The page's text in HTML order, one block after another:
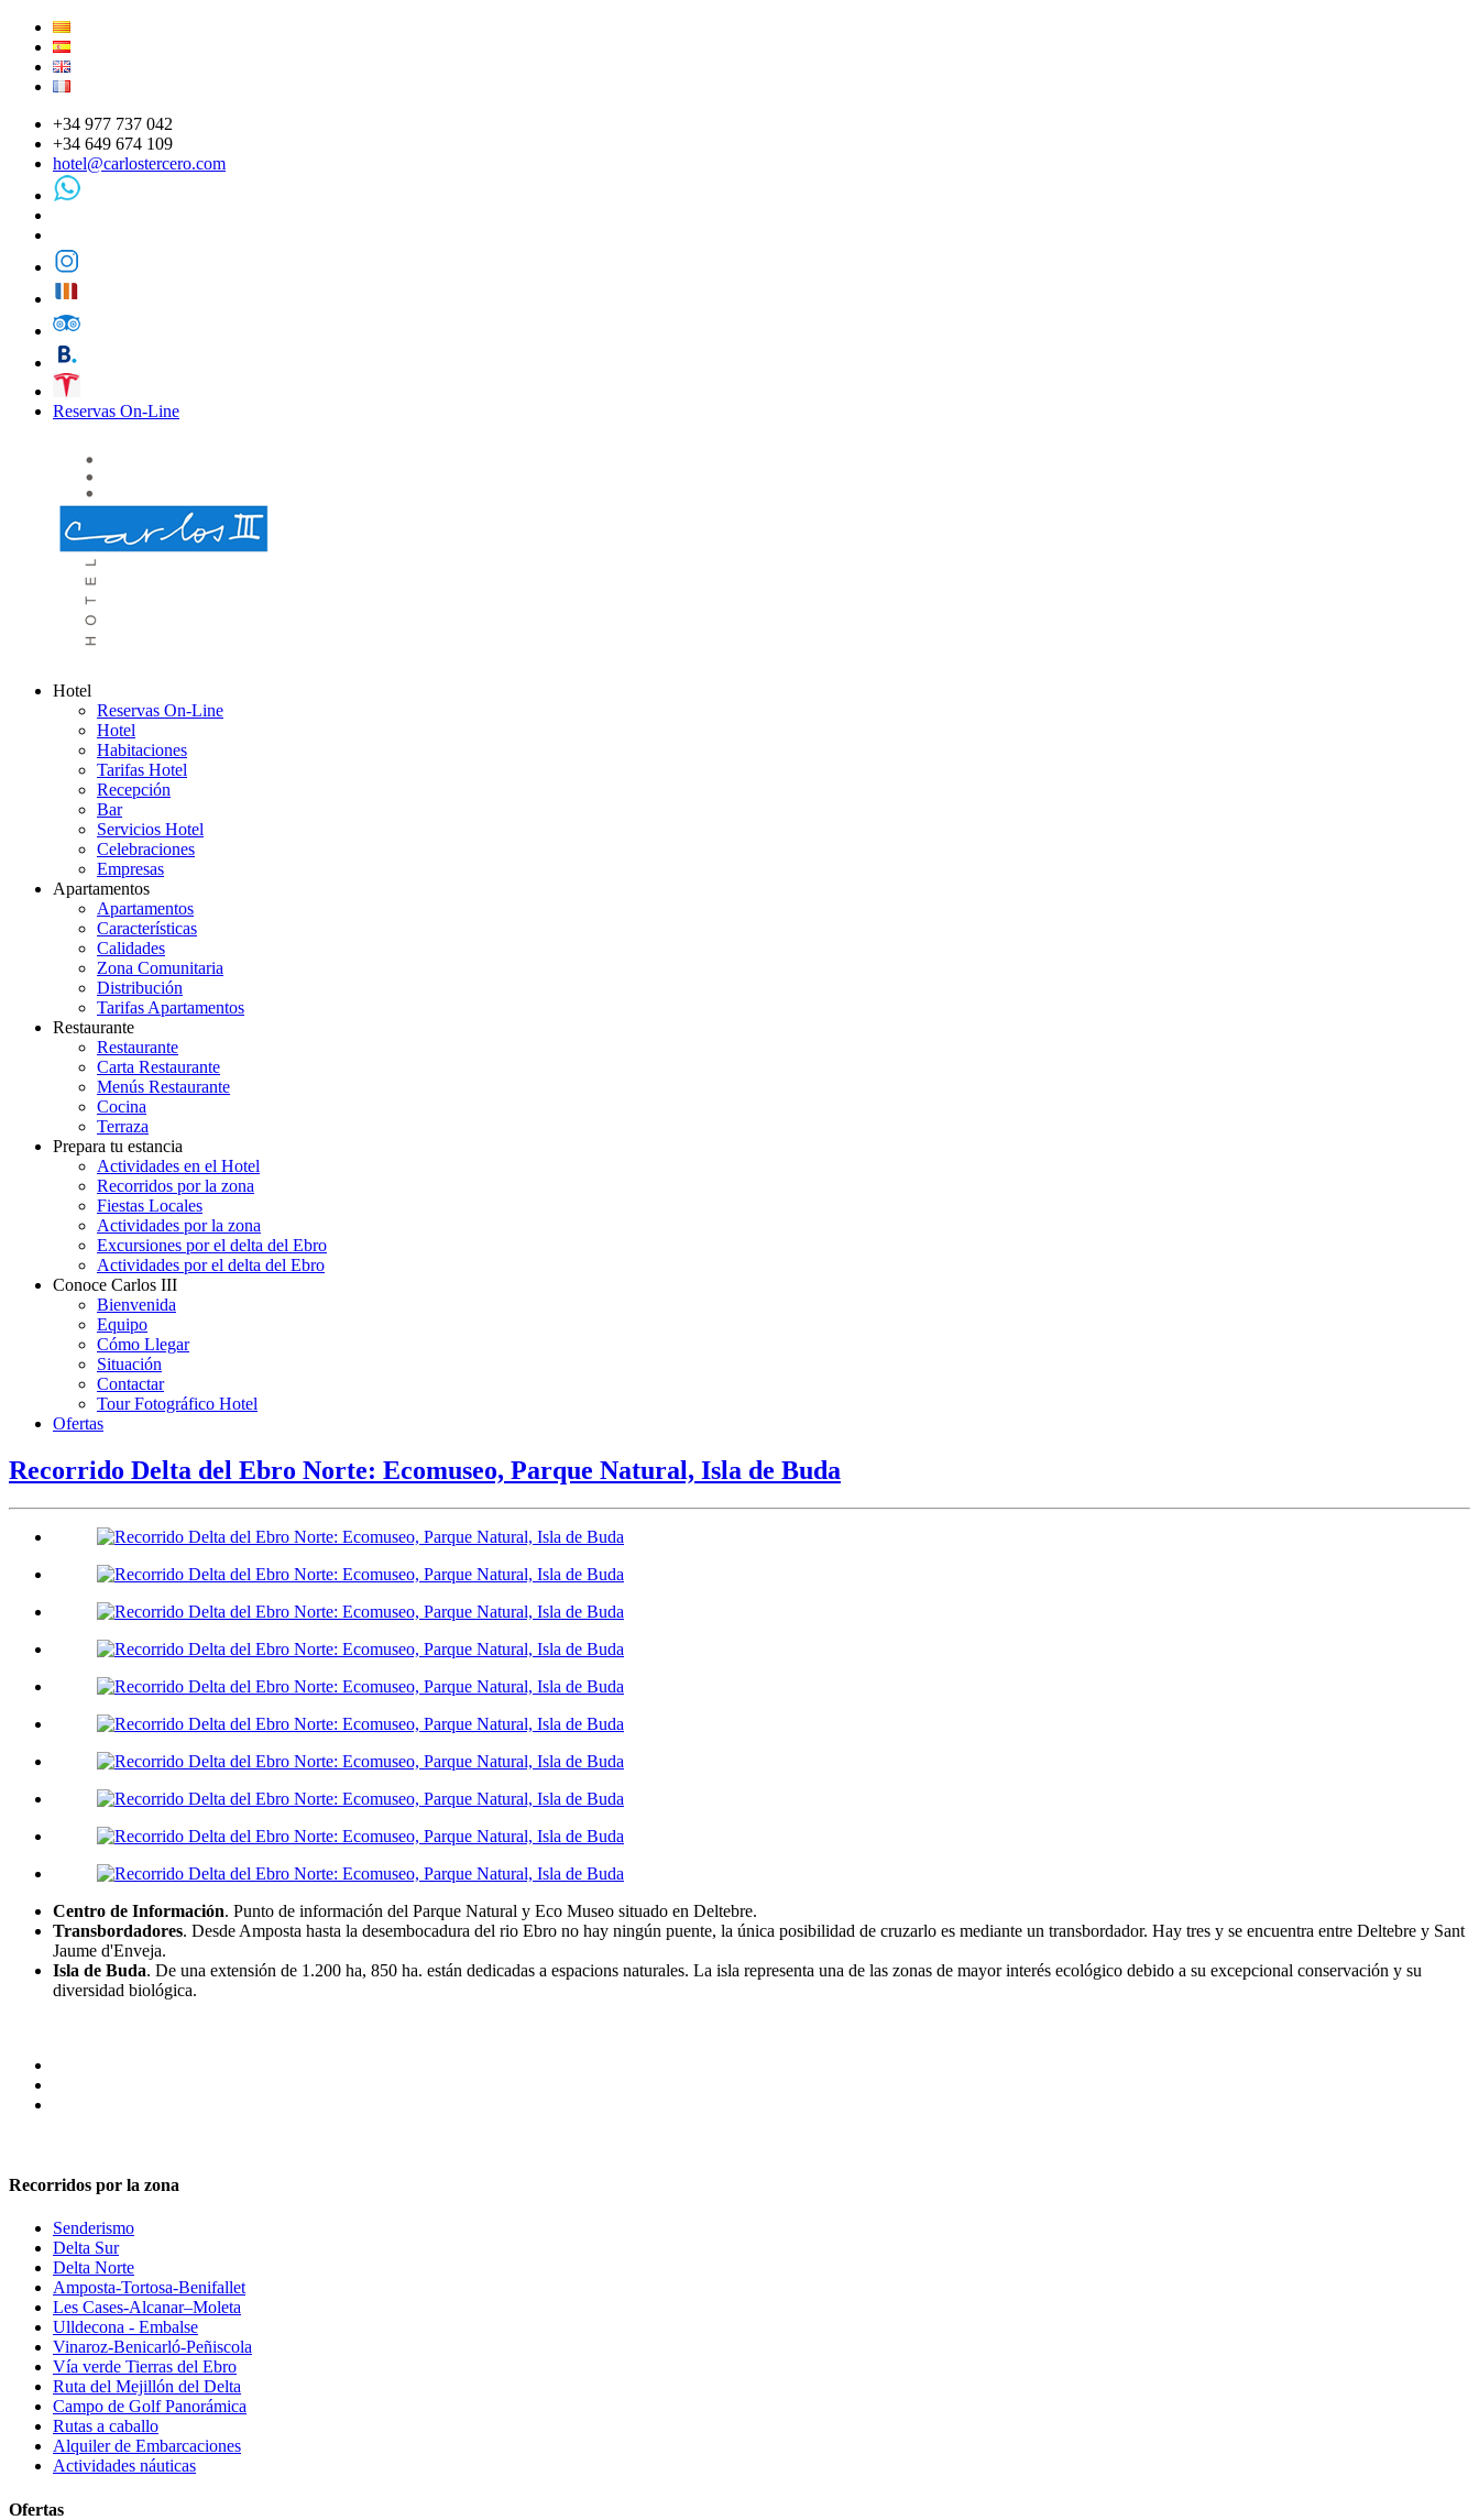
+34 977 737 042
+34 649 674 109
hotel@carlostercero.com
Reservas On-Line
Hotel
Reservas On-Line
Hotel
Habitaciones
Tarifas Hotel
Recepción
Bar
Servicios Hotel
Celebraciones
Empresas
Apartamentos
Apartamentos
Características
Calidades
Zona Comunitaria
Distribución
Tarifas Apartamentos
Restaurante
Restaurante
Carta Restaurante
Menús Restaurante
Cocina
Terraza
Prepara tu estancia
Actividades en el Hotel
Recorridos por la zona
Fiestas Locales
Actividades por la zona
Excursiones por el delta del Ebro
Actividades por el delta del Ebro
Conoce Carlos III
Bienvenida
Equipo
Cómo Llegar
Situación
Contactar
Tour Fotográfico Hotel
Ofertas
Recorrido Delta del Ebro Norte: Ecomuseo, Parque Natural, Isla de Buda
Centro de Información. Punto de información del Parque Natural y Eco Museo situado en Deltebre.
Transbordadores. Desde Amposta hasta la desembocadura del rio Ebro no hay ningún puente, la única posibilidad de cruzarlo es mediante un transbordador. Hay tres y se encuentra entre Deltebre y Sant
Jaume d'Enveja.
Isla de Buda. De una extensión de 1.200 ha, 850 ha. están dedicadas a espacions naturales. La isla representa una de las zonas de mayor interés ecológico debido a su excepcional conservación y su
diversidad biológica.
Recorridos por la zona
Senderismo
Delta Sur
Delta Norte
Amposta-Tortosa-Benifallet
Les Cases-Alcanar–Moleta
Ulldecona - Embalse
Vinaroz-Benicarló-Peñiscola
Vía verde Tierras del Ebro
Ruta del Mejillón del Delta
Campo de Golf Panorámica
Rutas a caballo
Alquiler de Embarcaciones
Actividades náuticas
Ofertas